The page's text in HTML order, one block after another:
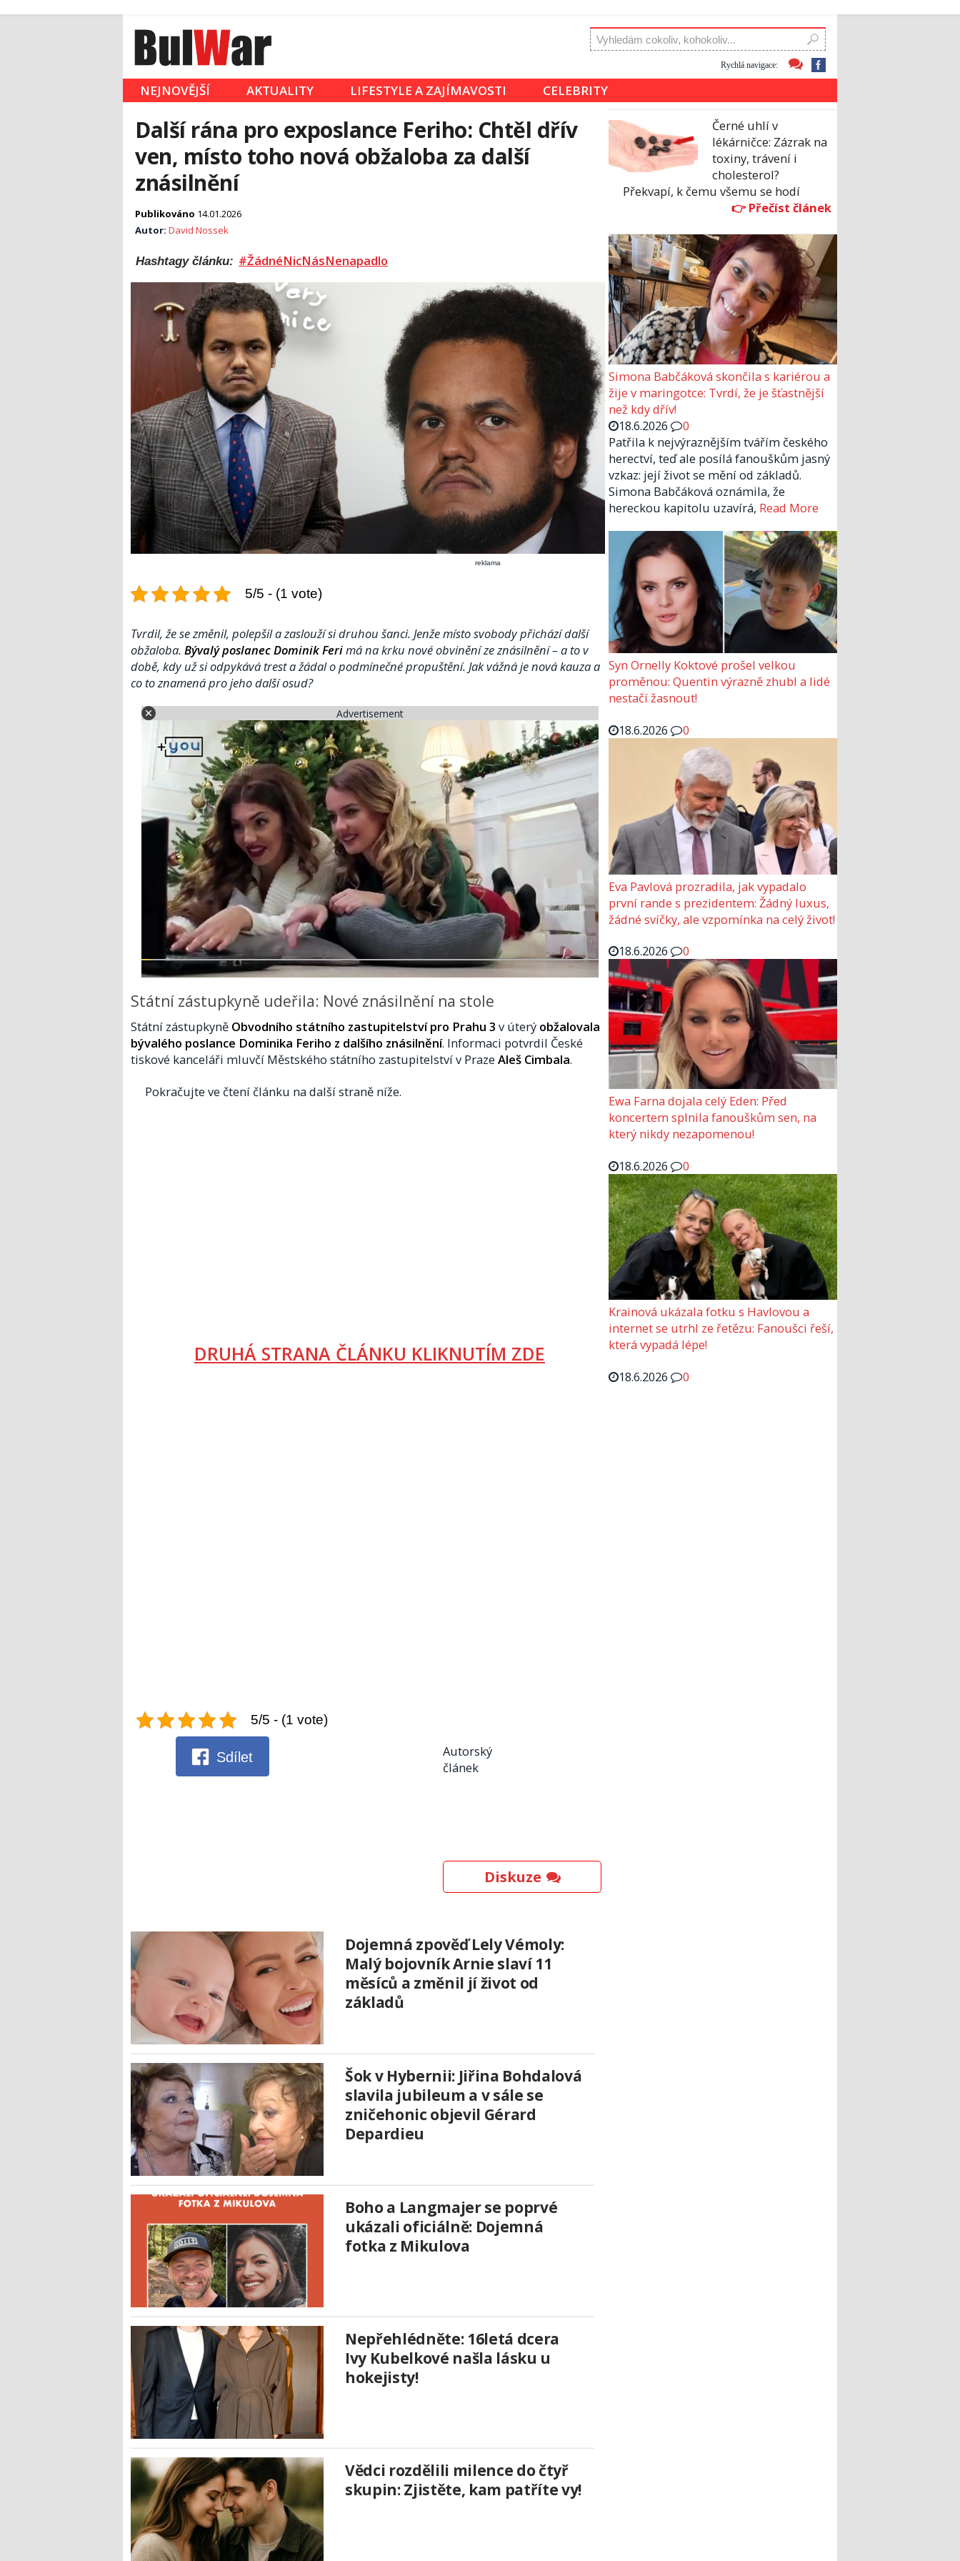
Rychlá navigace:
NEJNOVĚJŠÍ AKTUALITY LIFESTYLE A ZAJÍMAVOSTI CELEBRITY
Další rána pro exposlance Feriho: Chtěl dřív
ven, místo toho nová obžaloba za další
znásilnění
Publikováno 14.01.2026
Autor: David Nossek
Hashtagy článku: #ŽádnéNicNásNenapadlo
reklama
5/5 - (1 vote)
Tvrdil, že se změnil, polepšil a zaslouží si druhou šanci. Jenže místo svobody přichází další
obžaloba. Bývalý poslanec Dominik Ferimá na krku nové obvinění ze znásilnění – a to v
době, kdy už si odpykává trest a žádal o podmínečné propuštění. Jak vážná je nová kauza a
co to znamená pro jeho další osud?
Advertisement
Státní zástupkyně udeřila: Nové znásilnění na stole
Státní zástupkyně Obvodního státního zastupitelství pro Prahu 3 v úterý obžalovala
bývalého poslance Dominika Feriho z dalšího znásilnění. Informaci potvrdil České
tiskové kanceláři mluvčí Městského státního zastupitelství v Praze Aleš Cimbala.
Pokračujte ve čtení článku na další straně níže.
DRUHÁ STRANA ČLÁNKU KLIKNUTÍM ZDE
5/5 - (1 vote)
Sdílet
Autorský
článek
Diskuze
Dojemná zpověď Lely Vémoly:
Malý bojovník Arnie slaví 11
měsíců a změnil jí život od
základů
Šok v Hybernii: Jiřina Bohdalová
slavila jubileum a v sále se
zničehonic objevil Gérard
Depardieu
Boho a Langmajer se poprvé
ukázali oficiálně: Dojemná
fotka z Mikulova
Nepřehlédněte: 16letá dcera
Ivy Kubelkové našla lásku u
hokejisty!
Vědci rozdělili milence do čtyř
skupin: Zjistěte, kam patříte vy!
Černé uhlí v
lékárničce: Zázrak na
toxiny, trávení i
cholesterol?
Překvapí, k čemu všemu se hodí
Simona Babčáková skončila s kariérou a
žije v maringotce: Tvrdí, že je šťastnější
než kdy dřív!
18.6.2026
0
Patřila k nejvýraznějším tvářím českého
herectví, teď ale posílá fanouškům jasný
vzkaz: její život se mění od základů.
Simona Babčáková oznámila, že
hereckou kapitolu uzavírá, Read More
Syn Ornelly Koktové prošel velkou
proměnou: Quentin výrazně zhubl a lidé
nestačí žasnout!
18.6.2026
0
Eva Pavlová prozradila, jak vypadalo
první rande s prezidentem: Žádný luxus,
žádné svíčky, ale vzpomínka na celý život!
18.6.2026
0
Ewa Farna dojala celý Eden: Před
koncertem splnila fanouškům sen, na
který nikdy nezapomenou!
18.6.2026
0
Krainová ukázala fotku s Havlovou a
internet se utrhl ze řetězu: Fanoušci řeší,
která vypadá lépe!
18.6.2026
0